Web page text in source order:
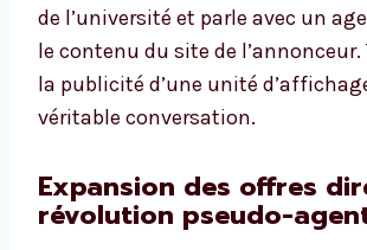
de l’université et parle avec un
le contenu du site de
la publicité d’une unité
véritable conversation.
Expansion des offres
révolution pseudo-